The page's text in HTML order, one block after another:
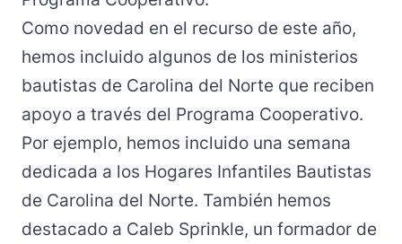
Como novedad en el recurso de este año,
hemos incluido algunos de los ministerios
bautistas de Carolina del Norte que reciben
apoyo a través del Programa Cooperativo.
Por ejemplo, hemos incluido una semana
dedicada a los Hogares Infantiles Bautistas
de Carolina del Norte. También hemos
destacado a Caleb Sprinkle, un formador de